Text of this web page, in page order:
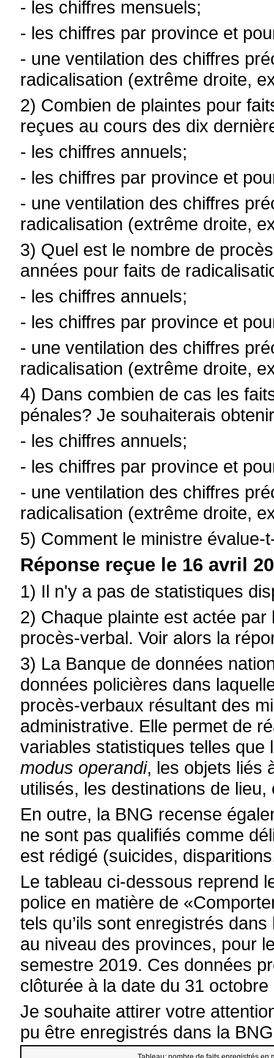
- les chiffres mensuels;
- les chiffres par province et
- une ventilation des chiffres
radicalisation (extrême droite,
2) Combien de plaintes pour
reçues au cours des dix
- les chiffres annuels;
- les chiffres par province et
- une ventilation des chiffres
radicalisation (extrême droite,
3) Quel est le nombre de
années pour faits de
- les chiffres annuels;
- les chiffres par province et
- une ventilation des chiffres
radicalisation (extrême droite,
4) Dans combien de cas les
pénales? Je souhaiterais
- les chiffres annuels;
- les chiffres par province et
- une ventilation des chiffres
radicalisation (extrême droite,
5) Comment le ministre évalue-
Réponse reçue le 16 avril
1) Il n'y a pas de statistiques
2) Chaque plainte est actée
procès-verbal. Voir alors la
3) La Banque de données
données policières dans
procès-verbaux résultant des
administrative. Elle permet de
variables statistiques telles
modus operandi, les objets liés
utilisés, les destinations de lieu,
En outre, la BNG recense
ne sont pas qualifiés comme
est rédigé (suicides,
Le tableau ci-dessous reprend
police en matière de
tels qu’ils sont enregistrés
au niveau des provinces, pour
semestre 2019. Ces données
clôturée à la date du 31 octobre
Je souhaite attirer votre
pu être enregistrés dans la